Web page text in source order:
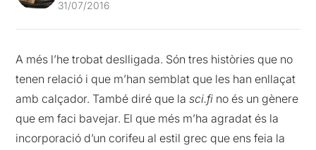
31/07/2016
A més l’he trobat deslligada. Són tres històries que no
tenen relació i que m’han semblat que les han enllaçat
amb calçador. També diré que lasci.fi no és un gènere
que em faci bavejar. El que més m’ha agradat és la
incorporació d’un corifeu al estil grec que ens feia la